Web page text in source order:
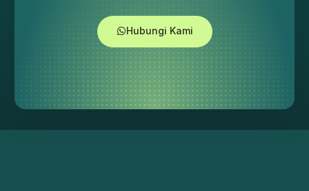
Hubungi Kami